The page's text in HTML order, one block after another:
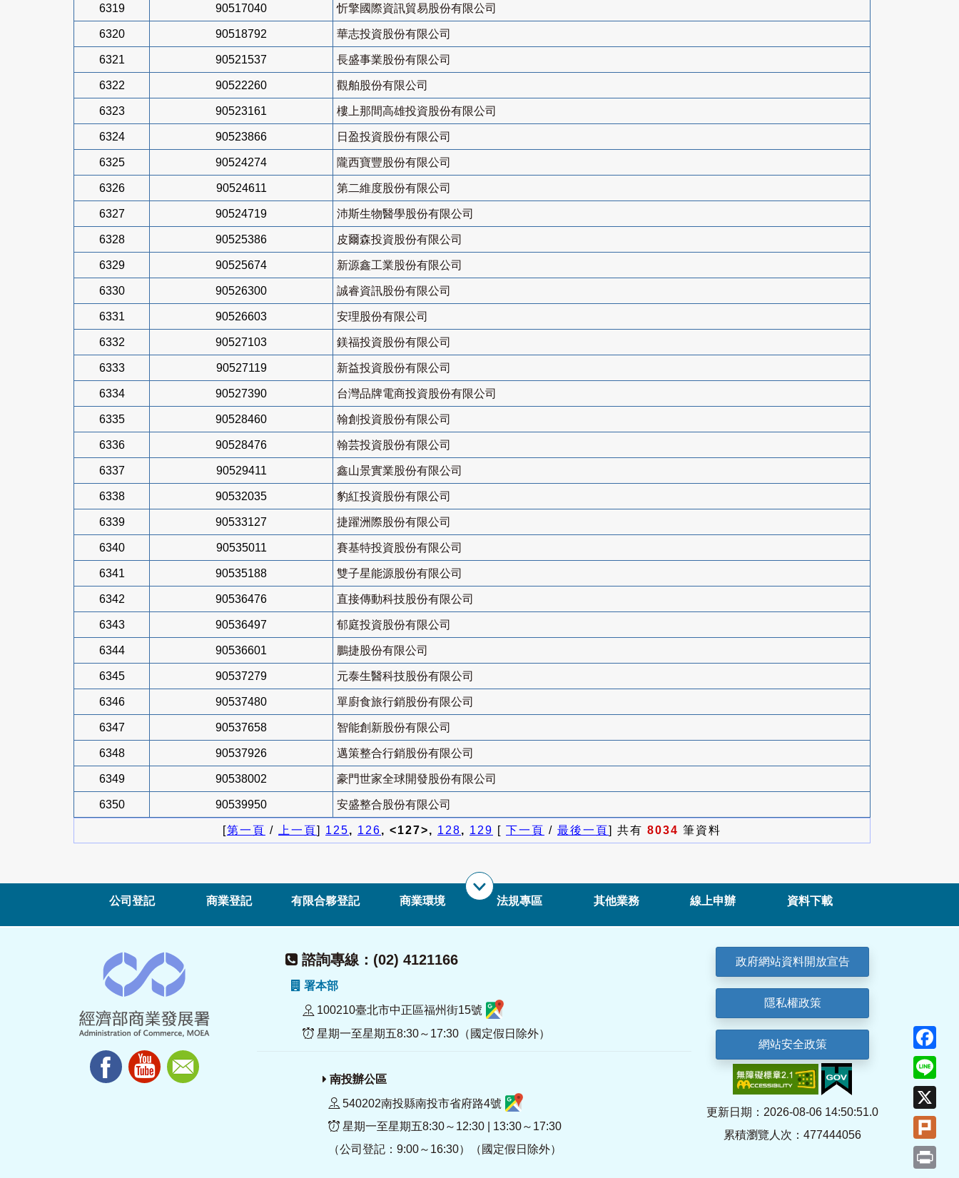
6319 90517040 忻擎國際資訊貿易股份有限公司
6320 90518792 華志投資股份有限公司
6321 90521537 長盛事業股份有限公司
6322 90522260 觀舶股份有限公司
6323 90523161 樓上那間高雄投資股份有限公司
6324 90523866 日盈投資股份有限公司
6325 90524274 隴西寶豐股份有限公司
6326 90524611 第二維度股份有限公司
6327 90524719 沛斯生物醫學股份有限公司
6328 90525386 皮爾森投資股份有限公司
6329 90525674 新源鑫工業股份有限公司
6330 90526300 誠睿資訊股份有限公司
6331 90526603 安理股份有限公司
6332 90527103 鎂福投資股份有限公司
6333 90527119 新益投資股份有限公司
6334 90527390 台灣品牌電商投資股份有限公司
6335 90528460 翰創投資股份有限公司
6336 90528476 翰芸投資股份有限公司
6337 90529411 鑫山景實業股份有限公司
6338 90532035 豹紅投資股份有限公司
6339 90533127 捷躍洲際股份有限公司
6340 90535011 賽基特投資股份有限公司
6341 90535188 雙子星能源股份有限公司
6342 90536476 直接傳動科技股份有限公司
6343 90536497 郁庭投資股份有限公司
6344 90536601 鵬捷股份有限公司
6345 90537279 元泰生醫科技股份有限公司
6346 90537480 單廚食旅行銷股份有限公司
6347 90537658 智能創新股份有限公司
6348 90537926 邁策整合行銷股份有限公司
6349 90538002 豪門世家全球開發股份有限公司
6350 90539950 安盛整合股份有限公司
[第一頁 / 上一頁] 125, 126, <127>, 128, 129 [ 下一頁 / 最後一頁] 共有 8034 筆資料
公司登記 商業登記 有限合夥登記 商業環境 法規專區 其他業務 線上申辦 資料下載
諮詢專線：(02) 4121166
署本部
100210臺北市中正區福州街15號
星期一至星期五8:30～17:30（國定假日除外）
南投辦公區
540202南投縣南投市省府路4號
星期一至星期五8:30～12:30 | 13:30～17:30
（公司登記：9:00～16:30）（國定假日除外）
政府網站資料開放宣告
隱私權政策
網站安全政策
更新日期：2026-08-06 14:50:51.0
累積瀏覽人次：477444056